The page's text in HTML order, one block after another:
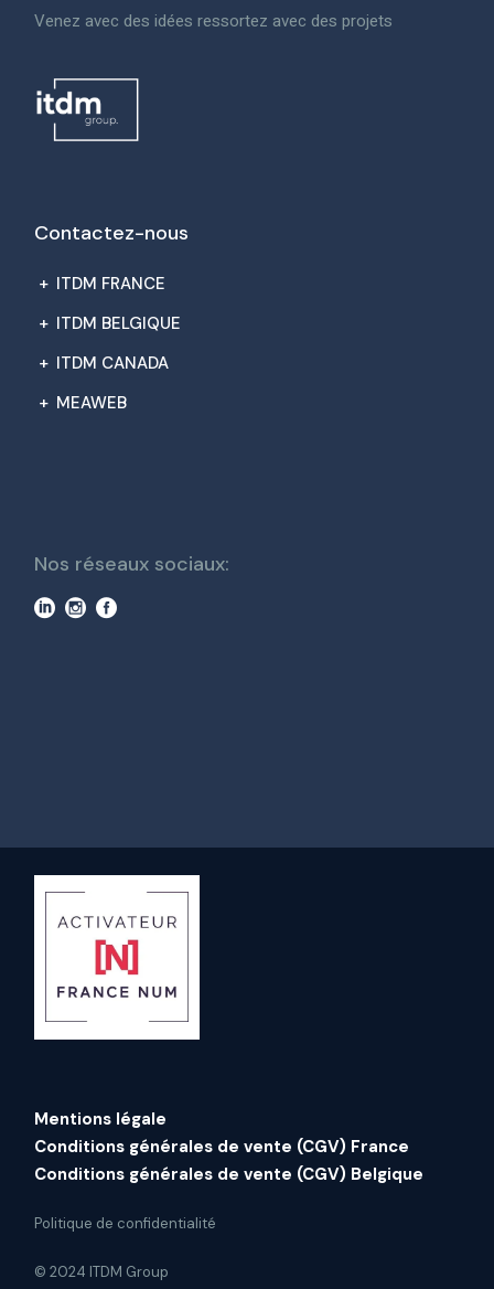
Venez avec des idées ressortez avec des projets
Contactez-nous
+ ITDM FRANCE
+ ITDM BELGIQUE
+ ITDM CANADA
+ MEAWEB
Nos réseaux sociaux:
Mentions légale
Conditions générales de vente (CGV) France
Conditions générales de vente (CGV) Belgique
Politique de confidentialité
© 2024 ITDM Group